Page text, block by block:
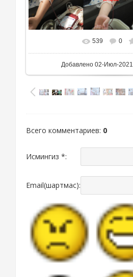
539 0
Добавлено 02-Июл-2021
Всего комментариев: 0
Исмингиз *:
Email(шартмас):